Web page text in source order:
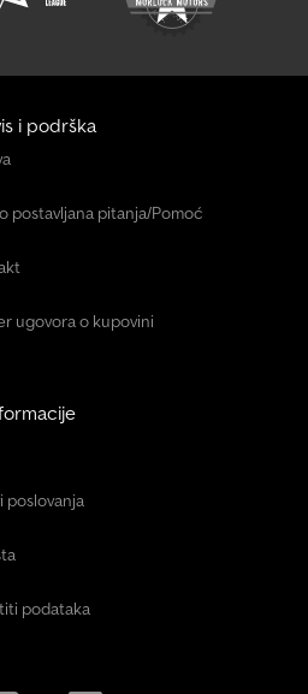
i podrška
postavljana pitanja/Pomoć
ugovora o kupovini
poslovanja
podataka